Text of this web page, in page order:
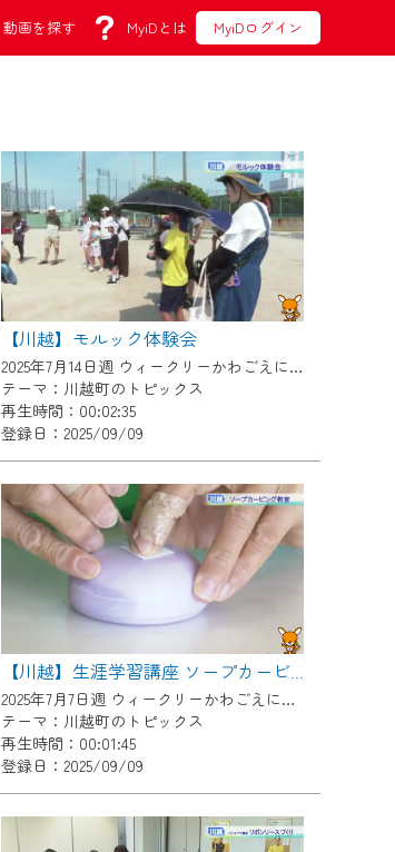
動画を探す MyiDとは MyiDログイン
【川越】モルック体験会
2025年7月14日週 ウィークリーかわごえにて放送
テーマ：川越町のトピックス
再生時間：00:02:35
登録日：2025/09/09
【川越】生涯学習講座 ソープカービング教室
2025年7月7日週 ウィークリーかわごえにて放送
テーマ：川越町のトピックス
再生時間：00:01:45
登録日：2025/09/09